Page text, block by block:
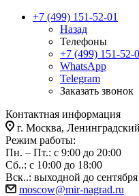
+7 (499) 151-52-01
Назад
Телефоны
+7 (499) 151-52-
WhatsApp
Telegram
Заказать звонок
Контактная информация
г. Москва,
Режим работы:
Пн. – Пт.: с 9:00 до 20:00
Сб..: с 10:00 до 18:00
Вск..: выходной до сентября
moscow@mir-nagrad.ru